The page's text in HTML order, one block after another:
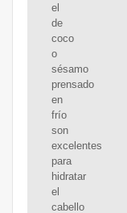
el
de
coco
o
sésamo
prensado
en
frío
son
excelentes
para
hidratar
el
cabello